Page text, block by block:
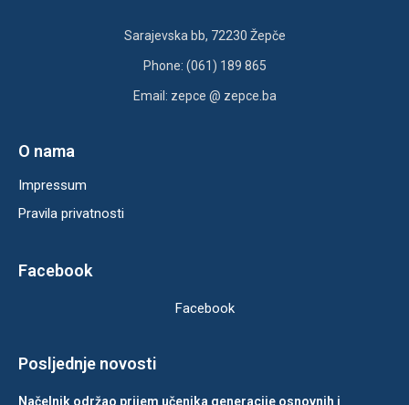
Sarajevska bb, 72230 Žepče
Phone: (061) 189 865
Email: zepce @ zepce.ba
O nama
Impressum
Pravila privatnosti
Facebook
Facebook
Posljednje novosti
Načelnik održao prijem učenika generacije osnovnih i